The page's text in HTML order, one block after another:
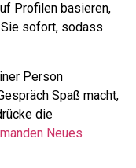
Profilen basieren,
sofort, sodass
Person
Spaß macht,
die
Neues